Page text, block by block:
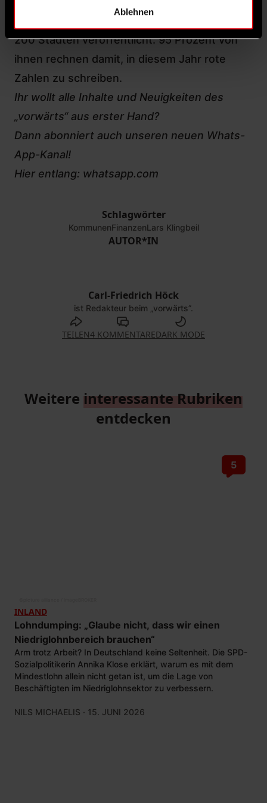
Ablehnen
200 Städten veröffentlicht. 95 Prozent von
ihnen rechnen damit, in diesem Jahr rote
Zahlen zu schreiben.
Ihr wollt alle Inhalte und Neuigkeiten des
„vorwärts“ aus erster Hand?
Dann abonniert auch unseren neuen Whats-
App-Kanal!
Hier entlang: whatsapp.com
Schlagwörter
KommunenFinanzenLars Klingbeil
AUTOR*IN
© Dirk Bleicker
Carl-Friedrich Höck
ist Redakteur beim „vorwärts”.
TEILEN4 KOMMENTAREDARK MODE
Weitere interessante Rubriken
entdecken
5
INLAND
Lohndumping: „Glaube nicht, dass wir einen
Niedriglohnbereich brauchen“
Arm trotz Arbeit? In Deutschland keine Seltenheit. Die SPD-
Sozialpolitikerin Annika Klose erklärt, warum es mit dem
Mindestlohn allein nicht getan ist, um die Lage von
Beschäftigten im Niedriglohnsektor zu verbessern.
NILS MICHAELIS · 15. JUNI 2026